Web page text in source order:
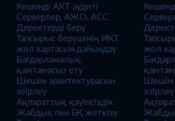
Кешенді АКТ аудиті
Серверлер, АЖО, АСС
Деректерді беру
Тапсырыс берушінің ИКТ
жол картасын дайындау
Бағдарламалық
қамтамасыз ету
Шешім архитектурасын
әзірлеу
Ақпараттық қауіпсіздік
Жабдық пен БҚ жеткізу
жол
Шешім
әзірлеу